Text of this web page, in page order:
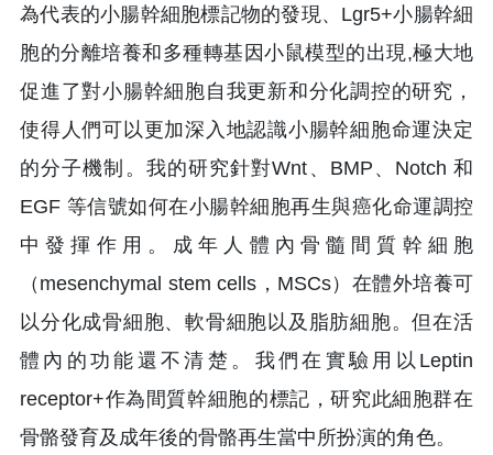
為代表的小腸幹細胞標記物的發現、Lgr5+小腸幹細
胞的分離培養和多種轉基因小鼠模型的出現,極大地
促進了對小腸幹細胞自我更新和分化調控的研究，
使得人們可以更加深入地認識小腸幹細胞命運決定
的分子機制。我的研究針對Wnt、BMP、Notch 和
EGF 等信號如何在小腸幹細胞再生與癌化命運調控
中發揮作用。成年人體內骨髓間質幹細胞
（mesenchymal stem cells，MSCs）在體外培養可
以分化成骨細胞、軟骨細胞以及脂肪細胞。但在活
體內的功能還不清楚。我們在實驗用以Leptin
receptor+作為間質幹細胞的標記，研究此細胞群在
骨骼發育及成年後的骨骼再生當中所扮演的角色。